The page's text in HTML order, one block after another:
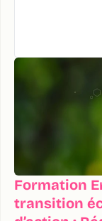
Formation
transition